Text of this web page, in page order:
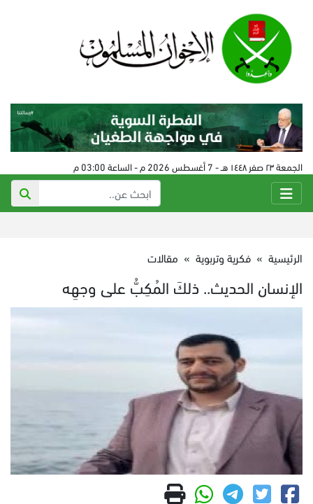
الجمعة ٢٣ صفر ١٤٤٨ هـ - 7 أغسطس 2026 م - الساعة 03:00 م
الرئيسية » فكرية وتربوية » مقالات
الإنسان الحديث.. ذلكَ المُكِبُّ على وجهِه